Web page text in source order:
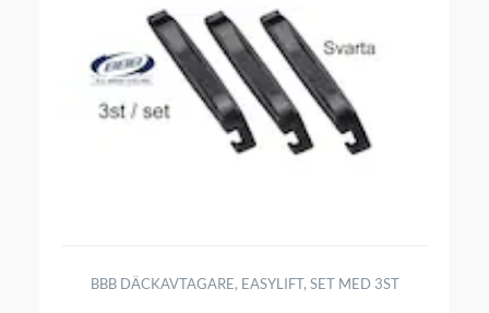
BBB DÄCKAVTAGARE, EASYLIFT, SET MED 3ST